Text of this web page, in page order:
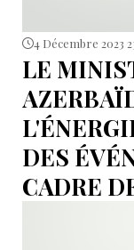
4 Décembre 2023
LE
DES
CADRE